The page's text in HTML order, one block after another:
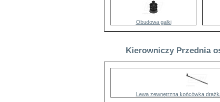
Obudowa gałki
Kierowniczy Przednia
Lewa zewnętrzna końcówka